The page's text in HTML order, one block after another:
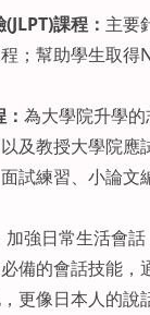
課程： 主要
；幫助學生取得
為大學院升學
及教授大學院應
面試練習、小論文
加強日常生活會
備的會話技能，
更像日本人的說